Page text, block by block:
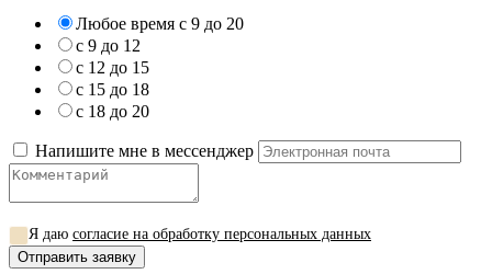
Любое время с 9 до 20
с 9 до 12
с 12 до 15
с 15 до 18
с 18 до 20
Напишите мне в мессенджер
Я даю согласие на обработку персональных данных
Отправить заявку